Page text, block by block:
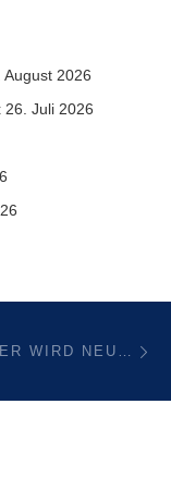
August 2026
26. Juli 2026
ZUR